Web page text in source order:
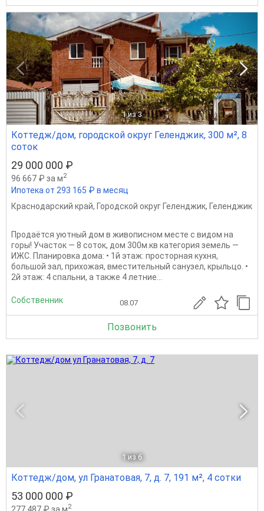
1 из 3
Коттедж/дом, городской округ Геленджик, 300 м², 8
соток
29 000 000 ₽
96 667 ₽ за м2
Ипотека от 293 165 ₽ в месяц
Краснодарский край, Городской округ Геленджик, Геленджик
Продаётся уютный дом в живописном месте с видом на
горы! Участок — 8 соток, дом 300м.кв категория земель —
ИЖС. Планировка дома: • 1й этаж: просторная кухня,
большой зал, прихожая, вместительный санузел, крыльцо. •
2й этаж: 4 спальни, а также 4 летние...
Собственник 08.07
Позвонить
1 из 6
Коттедж/дом, ул Гранатовая, 7, д. 7, 191 м², 4 сотки
53 000 000 ₽
277 487 ₽ за м2